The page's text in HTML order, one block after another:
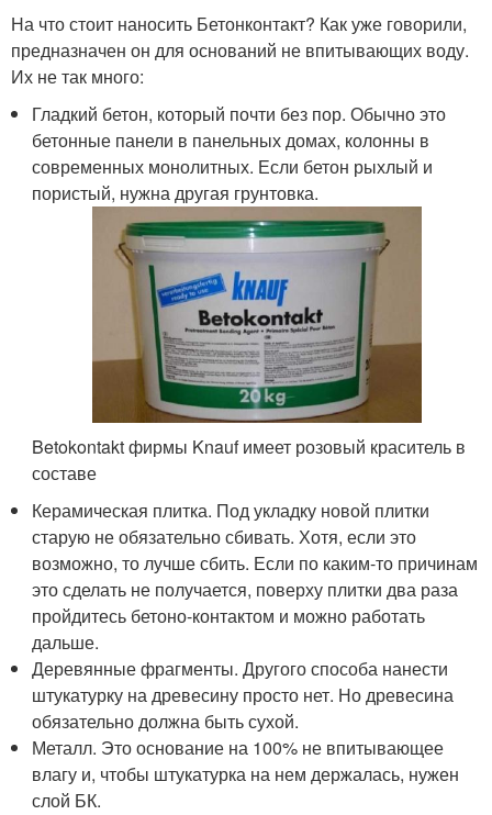
На что стоит наносить Бетонконтакт? Как уже говорили,
предназначен он для оснований не впитывающих воду.
Их не так много:
Гладкий бетон, который почти без пор. Обычно это
бетонные панели в панельных домах, колонны в
современных монолитных. Если бетон рыхлый и
пористый, нужна другая грунтовка.
Betokontakt фирмы Knauf имеет розовый краситель в
составе
Керамическая плитка. Под укладку новой плитки
старую не обязательно сбивать. Хотя, если это
возможно, то лучше сбить. Если по каким-то причинам
это сделать не получается, поверху плитки два раза
пройдитесь бетоно-контактом и можно работать
дальше.
Деревянные фрагменты. Другого способа нанести
штукатурку на древесину просто нет. Но древесина
обязательно должна быть сухой.
Металл. Это основание на 100% не впитывающее
влагу и, чтобы штукатурка на нем держалась, нужен
слой БК.